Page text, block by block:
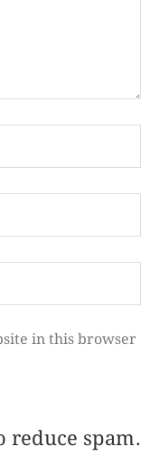
in this browser
reduce spam.